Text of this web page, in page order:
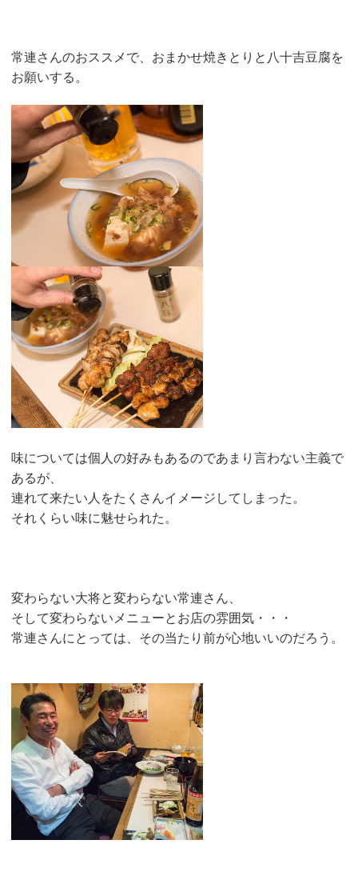
常連さんのおススメで、おまかせ焼きとりと八十吉豆腐を
お願いする。
味については個人の好みもあるのであまり言わない主義で
あるが、
連れて来たい人をたくさんイメージしてしまった。
それくらい味に魅せられた。
変わらない大将と変わらない常連さん、
そして変わらないメニューとお店の雰囲気・・・
常連さんにとっては、その当たり前が心地いいのだろう。